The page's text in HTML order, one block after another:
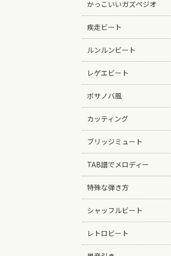
かっこいいガズペジオ
疾走ビート
ルンルンビート
レゲエビート
ボサノバ風
カッティング
ブリッジミュート
TAB譜でメロディー
特殊な弾き方
シャッフルビート
レトロビート